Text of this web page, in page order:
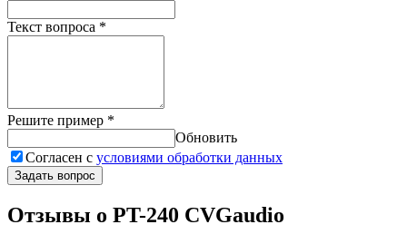
Текст вопроса *
Решите пример *
Обновить
Согласен с условиями обработки данных
Задать вопрос
Отзывы о PT-240 CVGaudio